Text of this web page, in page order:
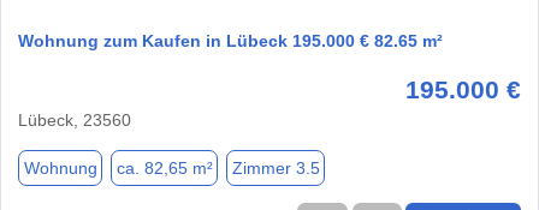
Wohnung zum Kaufen in Lübeck 195.000 € 82.65 m²
195.000 €
Lübeck, 23560
Wohnung ca. 82,65 m² Zimmer 3.5